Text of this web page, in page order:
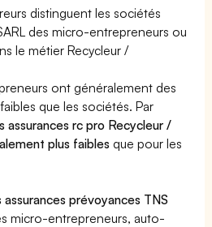
distinguent les sociétés
des micro-entrepreneurs ou
le métier Recycleur /
ont généralement des
que les sociétés. Par
assurances rc pro Recycleur /
plus faibles que pour les
assurances prévoyances TNS
micro-entrepreneurs, auto-